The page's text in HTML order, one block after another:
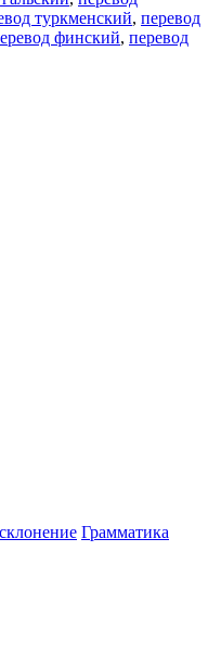
туркменский, перевод
финский, перевод
Грамматика